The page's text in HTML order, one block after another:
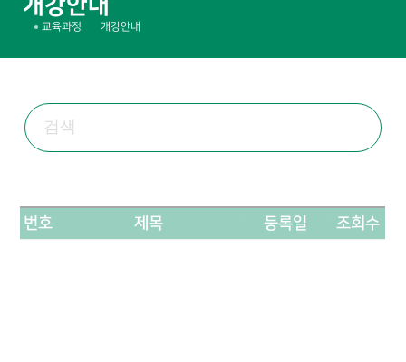
개강안내
교육과정 개강안내
번호 제목 등록일 조회수